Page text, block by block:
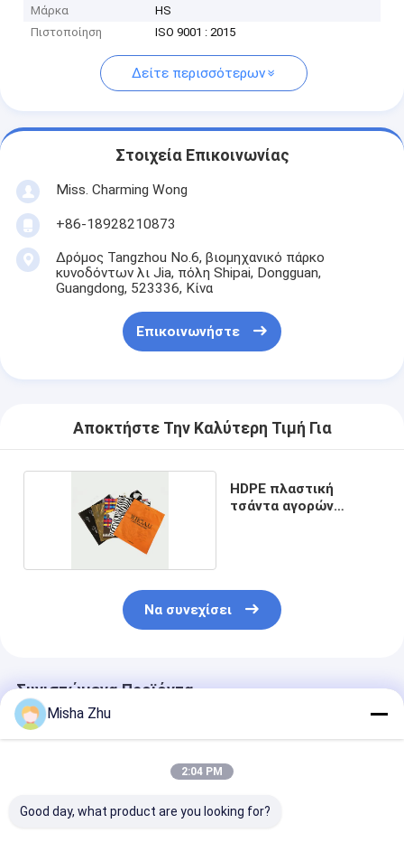
Μάρκα
HS
Πιστοποίηση
ISO 9001 : 2015
Δείτε περισσότερων
Στοιχεία Επικοινωνίας
Miss. Charming Wong
+86-18928210873
Δρόμος Tangzhou No.6, βιομηχανικό πάρκο
κυνοδόντων λι Jia, πόλη Shipai, Dongguan,
Guangdong, 523336, Κίνα
Επικοινωνήστε
Αποκτήστε Την Καλύτερη Τιμή Για
HDPE πλαστική
τσάντα αγορών
Να συνεχίσει
Συνιστώμενα Προϊόντα
Misha Zhu
2:04 PM
Good day, what product are you looking for?